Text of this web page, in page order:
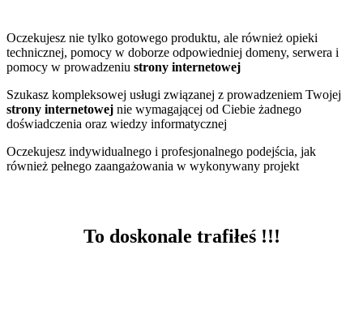
Oczekujesz nie tylko gotowego produktu, ale również opieki
technicznej, pomocy w doborze odpowiedniej domeny, serwera i
pomocy w prowadzeniu strony internetowej
Szukasz kompleksowej usługi związanej z prowadzeniem Twojej
strony internetowej nie wymagającej od Ciebie żadnego
doświadczenia oraz wiedzy informatycznej
Oczekujesz indywidualnego i profesjonalnego podejścia, jak
również pełnego zaangażowania w wykonywany projekt
To doskonale trafiłeś !!!